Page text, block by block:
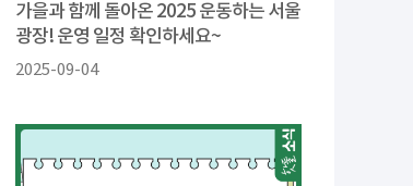
가을과 함께 돌아온 2025 운동하는 서울
광장! 운영 일정 확인하세요~
2025-09-04